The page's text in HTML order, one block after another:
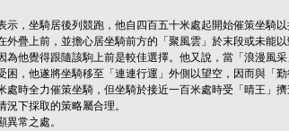
，坐騎居後列競跑，他自四百五十米處起開始催策坐騎
疊上前，並擔心居坐騎前方的「聚風雲」於末段或未能
他覺得跟隨該駒上前是較佳選擇。他又說，當「浪漫風
，他遂將坐騎移至「連連行運」外側以望空，因而與「
時全力催策坐騎，但坐騎於接近一百米處時受「晴王」
下採取的策略屬合理。
常之處。